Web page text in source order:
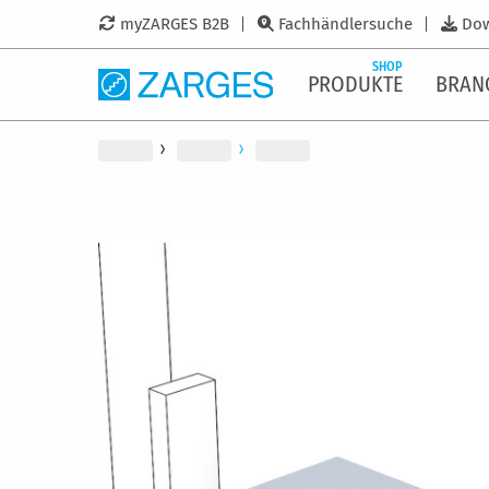
myZARGES B2B Fachhändlersuche
PRODUKTE
SHOP
der
Bildergalerie
springen